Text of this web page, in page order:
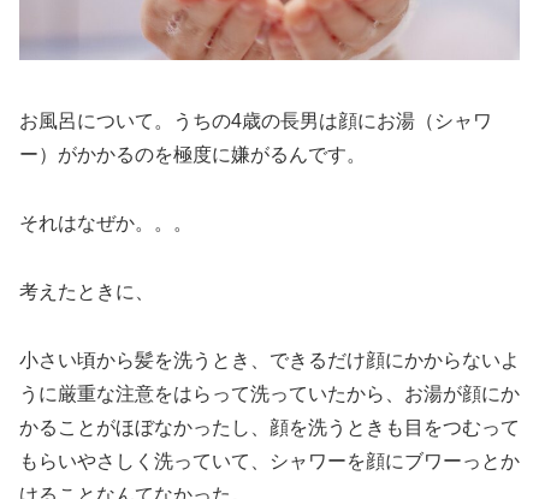
お風呂について。うちの4歳の長男は顔にお湯（シャワ
ー）がかかるのを極度に嫌がるんです。
それはなぜか。。。
考えたときに、
小さい頃から髪を洗うとき、できるだけ顔にかからないよ
うに厳重な注意をはらって洗っていたから、お湯が顔にか
かることがほぼなかったし、顔を洗うときも目をつむって
もらいやさしく洗っていて、シャワーを顔にブワーっとか
けることなんてなかった。